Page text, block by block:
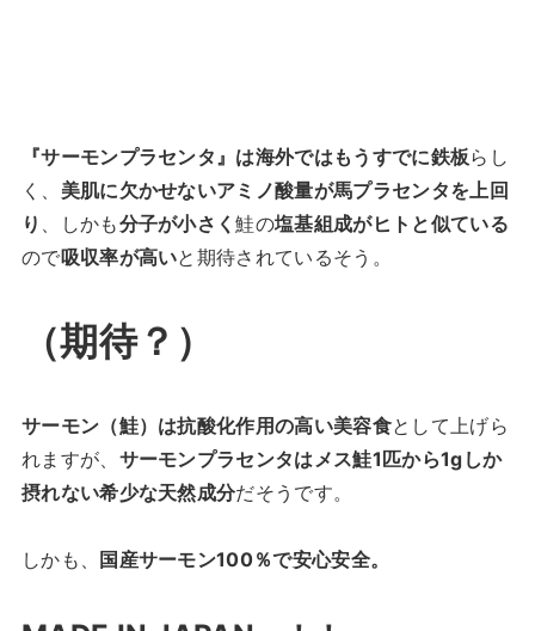
『サーモンプラセンタ』は海外ではもうすでに鉄板らし
く、 美肌に欠かせないアミノ酸量が馬プラセンタを上回
り 、しかも分子が小さく鮭の塩基組成がヒトと似ている
ので吸収率が高いと期待されているそう。
（期待？）
サーモン（鮭）は抗酸化作用の高い美容食として上げら
れますが、 サーモンプラセンタはメス鮭1匹から1gしか
摂れない希少な天然成分だそうです。
しかも、 国産サーモン100％で安心安全。